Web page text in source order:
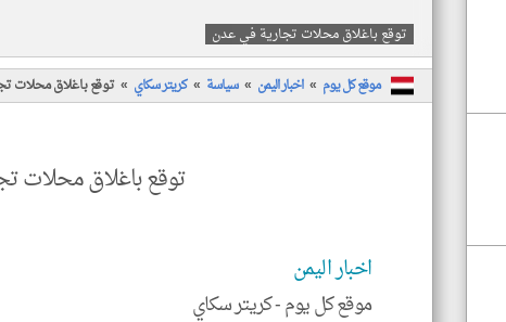
توقع باغلاق محلات تجارية في عدن
موقع كل يوم اخبار اليمن سياسة كريتر سكاي توقع باغلاق محلات
توقع باغلاق محلات
اخبار اليمن
موقع كل يوم -كريتر سكاي